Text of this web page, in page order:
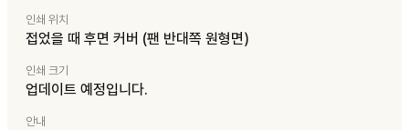
인쇄 위치
접었을 때 후면 커버 (팬 반대쪽 원형면)
인쇄 크기
업데이트 예정입니다.
안내